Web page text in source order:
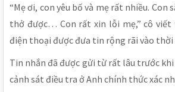
“Mẹ ơi, con yêu bố và mẹ rất nhiều. Con
thở được… Con rất xin lỗi mẹ,” cô
điện thoại được đưa tin rộng rãi vào thời
Tin nhắn đã được gửi từ rất lâu trước
cảnh sát điều tra ở Anh chính thức xác